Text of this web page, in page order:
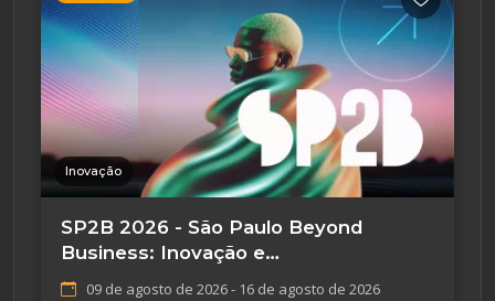
Inovação
SP2B 2026 - São Paulo Beyond
Business: Inovação e
Empreendedorismo
09 de agosto de 2026 - 16 de agosto de 2026